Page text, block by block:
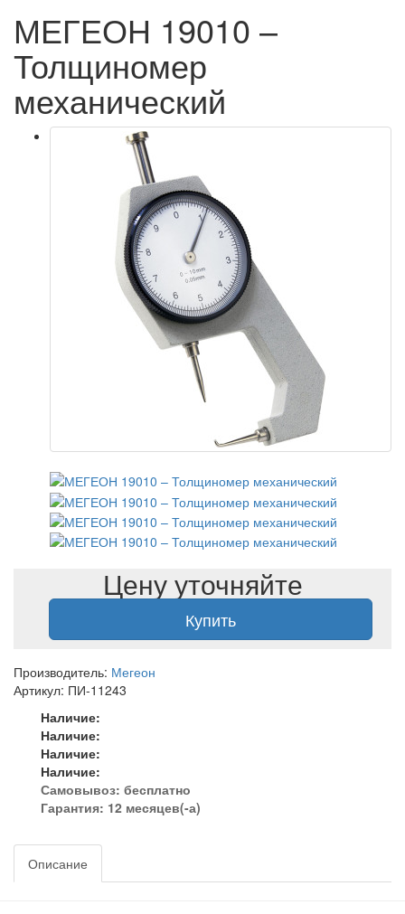
МЕГЕОН 19010 –
Толщиномер
механический
Цену уточняйте
Купить
Производитель: Мегеон
Артикул: ПИ-11243
Наличие:
Наличие:
Наличие:
Наличие:
Самовывоз: бесплатно
Гарантия: 12 месяцев(-а)
Описание